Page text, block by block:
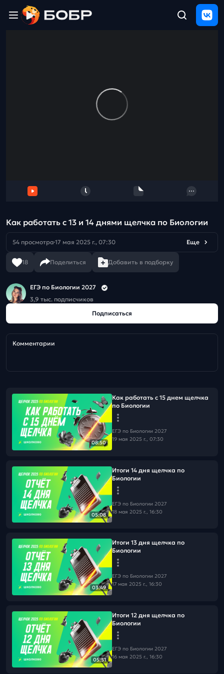
Как работать с 13 и 14 днями щелчка по Биологии
54 просмотра 17 мая 2025 г., 07:30 Еще
18 Поделиться Добавить в подборку
ЕГЭ по Биологии 2027
3,9 тыс. подписчиков
Подписаться
Комментарии
08:50
Как работать с 15 днем щелчка
по Биологии
ЕГЭ по Биологии 2027
19 мая 2025 г., 07:30
05:08
Итоги 14 дня щелчка по
Биологии
ЕГЭ по Биологии 2027
18 мая 2025 г., 16:30
03:49
Итоги 13 дня щелчка по
Биологии
ЕГЭ по Биологии 2027
17 мая 2025 г., 16:30
05:51
Итоги 12 дня щелчка по
Биологии
ЕГЭ по Биологии 2027
16 мая 2025 г., 16:30